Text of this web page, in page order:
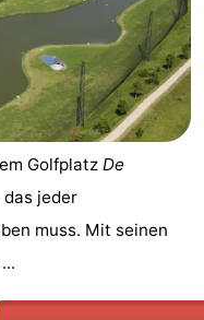
Golfplatz De
das jeder
muss. Mit seinen